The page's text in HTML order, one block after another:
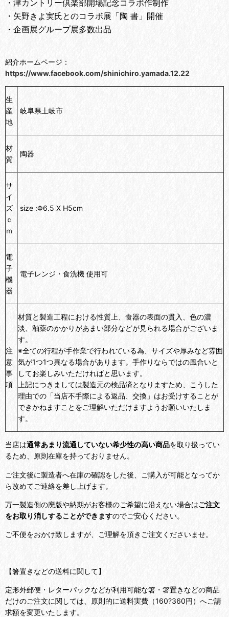
・津カントリー倶楽部開場記念コラボ作制作
・矢野きよ実氏とのコラボ展「陶 書」開催
・企画展グループ展多数出品
紹介ホームページ：
https://www.facebook.com/shinichiro.yamada.12.22
生
産
地
岐阜県土岐市
材
質
陶器
サ
イ
ズ
ｃ
ｍ
size :Φ6.5 X H5cm
電
子
機
器
電子レンジ・食洗機 使用可
注
意
事
項
材質と製造工程における性質上、食器の表面の貫入、色の濃
淡、釉薬のかかりがあまい部分などが見られる場合がございま
す。
※全ての行程が手作業で行われている為、サイズや厚みなど雰囲
気が1つ1つ異なる場合があります。手作りならではの風合いと
してお楽しみいただければと思います。
上記につきましては製造元の検品済となりますため、こうした
理由での「当店不手際による返品、交換」はお受けすることが
できかねますことをご理解いただけますようお願いいたしま
す。
当店は通常あまり流通していない希少性の高い商品を取り扱ってい
るため、原則在庫を持っておりません。
ご注文後に製造者へ在庫の確認をした後、ご購入が可能となってか
ら改めてご連絡を差し上げます。
万一製造側の廃版や納期がお客様のご希望に沿えない場合はご注文
をお取り消しすることができますのでご安心ください。
ご不便をおかけ致しますが、ご理解を頂きご注文くださいませ。
【箸置きなどの送料に関して】
定形外郵便・レターパックなどが利用可能な箸・箸置きなどの商品
だけのご注文に関しては、原則的に送料実費（160?360円）へご請
求額を変更いたします。